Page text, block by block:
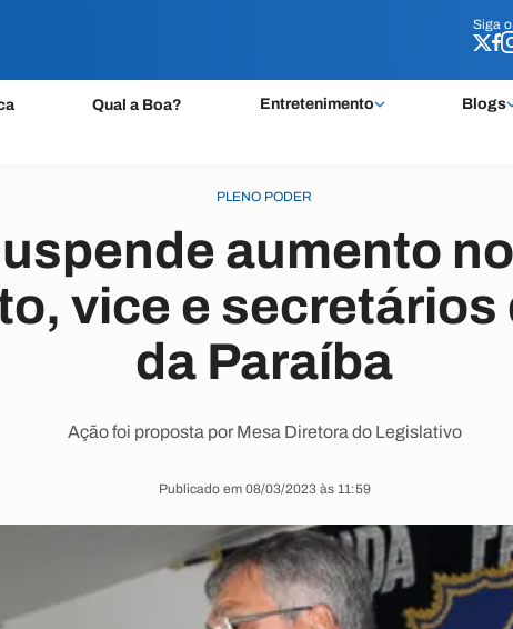
Siga o
Qual a Boa? Entretenimento Blogs
Siga o
PLENO PODER
aumento
vice e secretários
da Paraíba
Ação foi proposta por Mesa Diretora do Legislativo
Publicado em 08/03/2023 às 11:59